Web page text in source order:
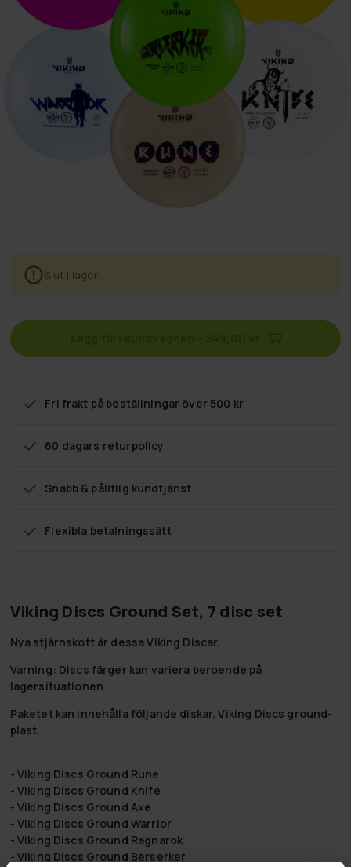
Slut i lager
Fri frakt på beställningar över 500 kr
60 dagars returpolicy
Snabb & pålitlig kundtjänst
Flexibla betalningssätt
Viking Discs Ground Set, 7 disc set
Nya stjärnskott är dessa Viking Discar.
Varning: Discs färger kan variera beroende på
lagersituationen
Paketet kan innehålla följande diskar. Viking Discs ground-
plast.
- Viking Discs Ground Rune
- Viking Discs Ground Knife
- Viking Discs Ground Axe
- Viking Discs Ground Warrior
- Viking Discs Ground Ragnarok
- Viking Discs Ground Berserker